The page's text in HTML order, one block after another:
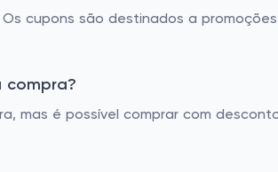
cupons são destinados a
compra?
mas é possível comprar com